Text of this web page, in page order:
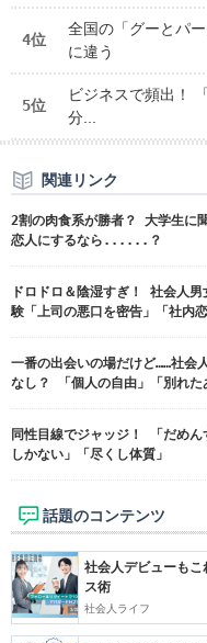
4位
全国の「グーとパ
に違う
5位
ビジネスで頻出！
分...
関連リンク
2割の肉食系が勝者？ 大学生に
恋人にするなら......？
ドロドロ＆陰湿すぎ！ 社会人
験「上司の悪口を密告」「社内
一番の出会いの場だけど……社会
なし？ 「個人の自由」「別れた
同性目線でジャッジ！ 「だめ
しかない」「尽くし体質」
話題のコンテンツ
社会人デビューも
ス術
社会人ライフ